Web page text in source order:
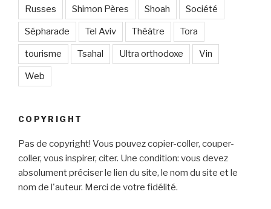
Russes Shimon Pères Shoah Société
Sépharade Tel Aviv Théâtre Tora
tourisme Tsahal Ultra orthodoxe Vin
Web
COPYRIGHT
Pas de copyright! Vous pouvez copier-coller, couper-
coller, vous inspirer, citer. Une condition: vous devez
absolument préciser le lien du site, le nom du site et le
nom de l'auteur. Merci de votre fidélité.